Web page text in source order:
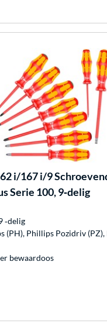
i/167 i/9
Serie 100, 9‑delig
‐delig
(PH), Phillips Pozidriv
bewaardoos